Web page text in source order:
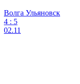
Волга Ульяновск
4 : 5
02.11